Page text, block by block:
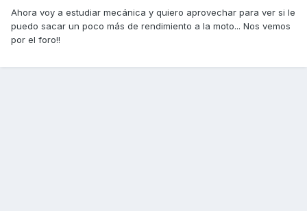
Ahora voy a estudiar mecánica y quiero aprovechar para ver si le
puedo sacar un poco más de rendimiento a la moto... Nos vemos
por el foro!!